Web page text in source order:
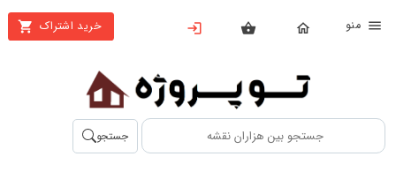
خرید اشتراک
بستن
محصولات
تهیه
اشتراک
جستجو